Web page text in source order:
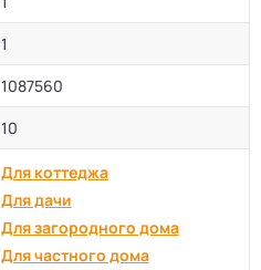
1
1087560
10
Для коттеджа
Для дачи
Для загородного дома
Для частного дома